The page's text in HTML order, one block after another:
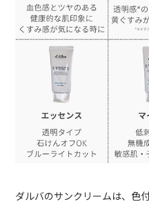
ダルバのサンクリームは、色